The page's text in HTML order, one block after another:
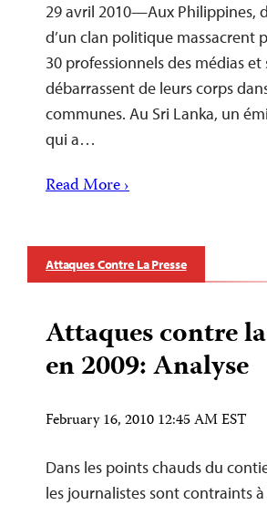
29 avril 2010—Aux Philippines,
d’un clan politique massacrent
30 professionnels des médias et
débarrassent de leurs corps
communes. Au Sri Lanka, un
qui a…
Read More ›
Attaques Contre La Presse
Attaques contre
en 2009: Analyse
February 16, 2010 12:45 AM EST
Dans les points chauds du
les journalistes sont contraints à